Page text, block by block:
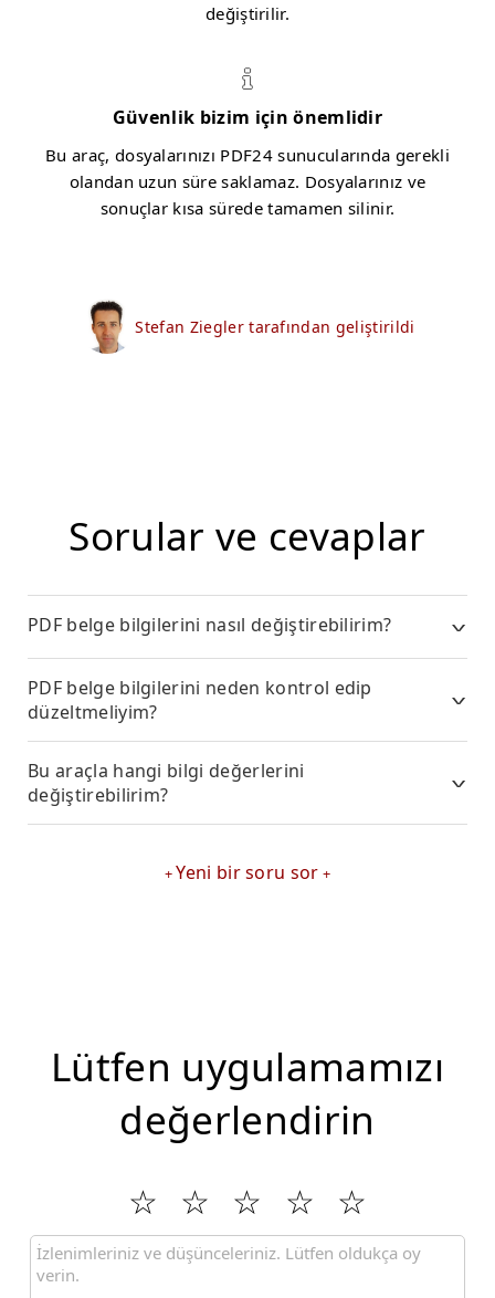
değiştirilir.
Güvenlik bizim için önemlidir
Bu araç, dosyalarınızı PDF24 sunucularında gerekli
olandan uzun süre saklamaz. Dosyalarınız ve
sonuçlar kısa sürede tamamen silinir.
Stefan Ziegler tarafından geliştirildi
Sorular ve cevaplar
PDF belge bilgilerini nasıl değiştirebilirim?
PDF belge bilgilerini neden kontrol edip
düzeltmeliyim?
Bu araçla hangi bilgi değerlerini
değiştirebilirim?
Yeni bir soru sor
Lütfen uygulamamızı
değerlendirin